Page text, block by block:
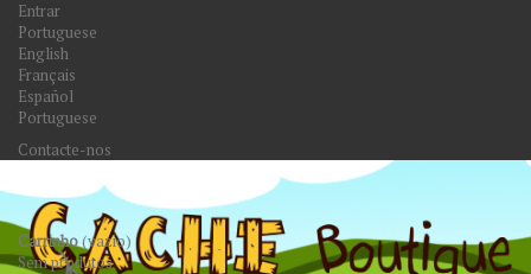
Entrar
Portuguese
English
Français
Español
Portuguese
Contacte-nos
Carrinho(vazio)
Sem produtos